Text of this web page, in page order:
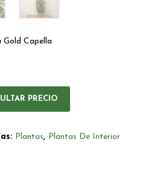
Gold Capella
PRECIO
Plantas, Plantas De Interior